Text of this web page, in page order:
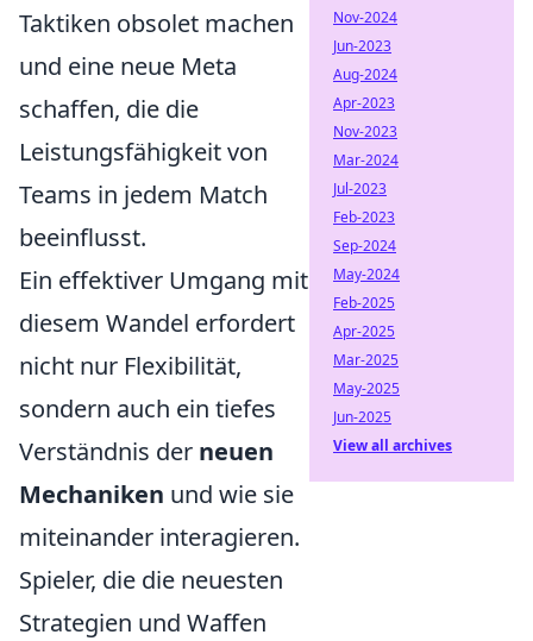
Taktiken obsolet machen
und eine neue Meta
schaffen, die die
Leistungsfähigkeit von
Teams in jedem Match
beeinflusst.
Ein effektiver Umgang mit
diesem Wandel erfordert
nicht nur Flexibilität,
sondern auch ein tiefes
Verständnis der neuen
Mechaniken und wie sie
miteinander interagieren.
Spieler, die die neuesten
Strategien und Waffen
Nov-2024
Jun-2023
Aug-2024
Apr-2023
Nov-2023
Mar-2024
Jul-2023
Feb-2023
Sep-2024
May-2024
Feb-2025
Apr-2025
Mar-2025
May-2025
Jun-2025
View all archives